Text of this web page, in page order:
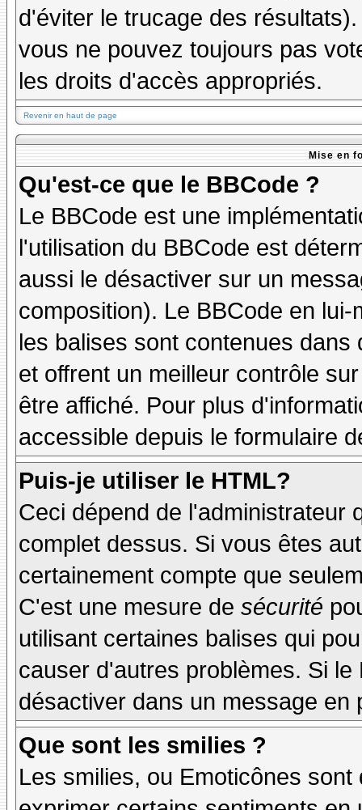
d'éviter le trucage des
vous ne pouvez toujours pas
les droits d'accès appropriés.
Revenir en haut de page
Mise en
Qu'est-ce que le BBCode ?
Le BBCode est une
l'utilisation du BBCode est
aussi le désactiver sur un
composition). Le BBCode en
les balises sont contenues
et offrent un meilleur contrôle
être affiché. Pour plus
accessible depuis le formulaire
Puis-je utiliser le HTML?
Ceci dépend de l'administrateur
complet dessus. Si vous êtes
certainement compte que
C'est une mesure de sécurité
utilisant certaines balises qui
causer d'autres problèmes. Si
désactiver dans un message
Que sont les smilies ?
Les smilies, ou Emoticônes